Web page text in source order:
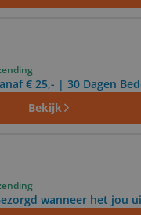
€ 25,- | 30 Dagen
Bekijk
wanneer het jou